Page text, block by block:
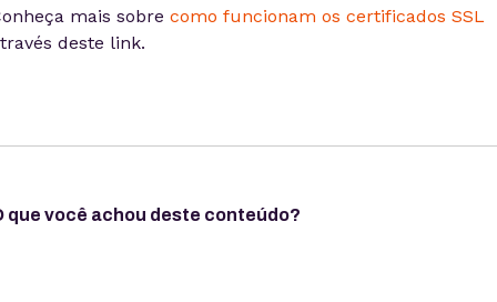
mais sobre como funcionam os certificados SSL
deste link.
que você achou deste conteúdo?